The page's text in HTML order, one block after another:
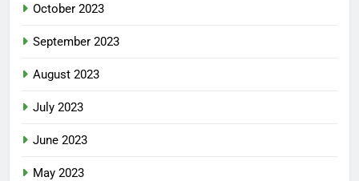
October 2023
September 2023
August 2023
July 2023
June 2023
May 2023